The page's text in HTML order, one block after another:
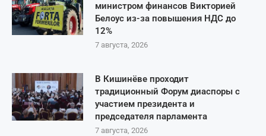
министром финансов Викторией
Белоус из-за повышения НДС до
12%
7 августа, 2026
В Кишинёве проходит
традиционный Форум диаспоры с
участием президента и
председателя парламента
7 августа, 2026